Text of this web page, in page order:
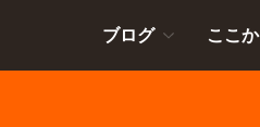
ブログ ここ